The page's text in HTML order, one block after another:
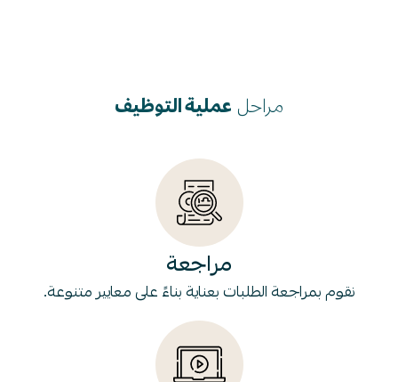
مراحلعملية التوظيف
مراجعة
نقوم بمراجعة الطلبات بعناية بناءً على معايير متنوعة.